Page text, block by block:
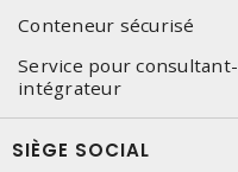
Conteneur sécurisé
Service pour consultant-
intégrateur
SIÈGE SOCIAL